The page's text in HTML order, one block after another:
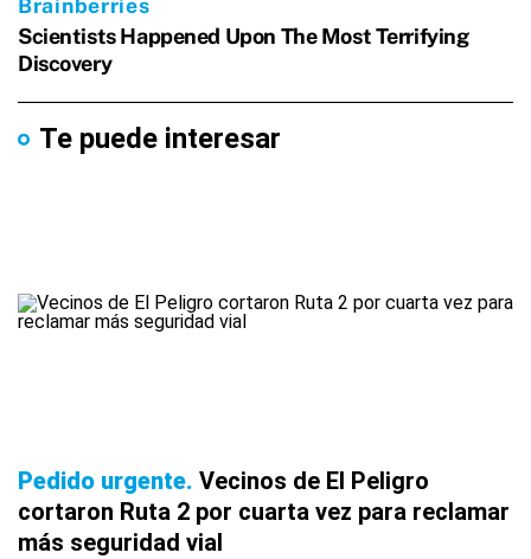
Te puede interesar
Pedido urgente Vecinos de El Peligro
cortaron Ruta 2 por cuarta vez para reclamar
más seguridad vial